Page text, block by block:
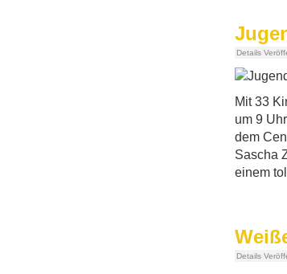
Details
Mit 33
um 9
dem
Sascha
einem
Details